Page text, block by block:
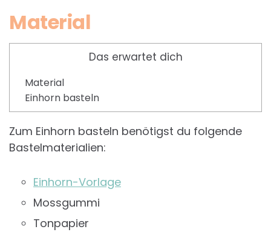
Material
Das erwartet dich
Material
Einhorn basteln
Zum Einhorn basteln benötigst du folgende
Bastelmaterialien:
Einhorn-Vorlage
Mossgummi
Tonpapier